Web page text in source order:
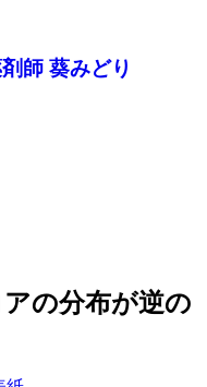
師 葵みどり
の分布が逆の